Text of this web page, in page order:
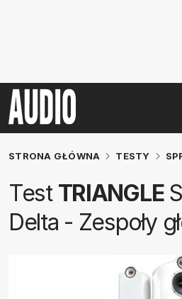
STRONA GŁÓWNA TESTY
Test TRIANGLE
Delta - Zespoły